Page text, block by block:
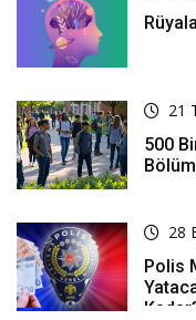
21
500
28
Polis